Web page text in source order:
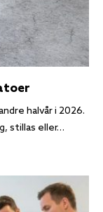
halvår i 2026.
stillas eller…